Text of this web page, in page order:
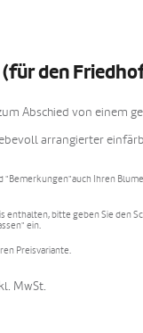
den
Abschied von einem
arrangierter
"Bemerkungen"auch Ihren
enthalten, bitte geben Sie den
ein.
Preisvariante.
MwSt.